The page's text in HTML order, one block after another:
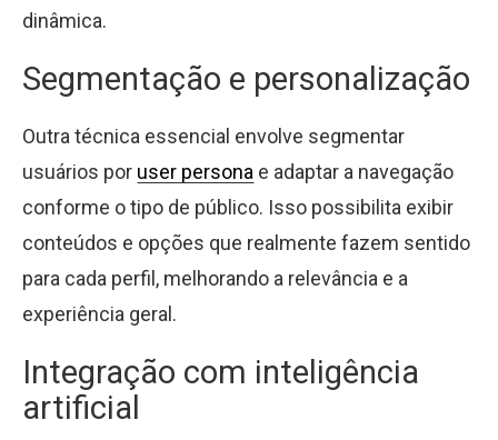
dinâmica.
Segmentação e personalização
Outra técnica essencial envolve segmentar
usuários por user persona e adaptar a navegação
conforme o tipo de público. Isso possibilita exibir
conteúdos e opções que realmente fazem sentido
para cada perfil, melhorando a relevância e a
experiência geral.
Integração com inteligência
artificial